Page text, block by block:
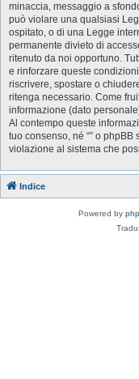
minaccia, messaggio a
può violare una qualsiasi
ospitato, o di una Legge
permanente divieto di
ritenuto da noi opportuno.
e rinforzare queste
riscrivere, spostare o
ritenga necessario. Come
informazione (dato
Al contempo queste
tuo consenso, né “” o
violazione al sistema che
Indice
Powered by